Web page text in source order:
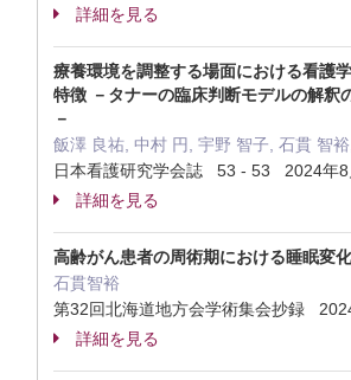
詳細を見る
療養環境を調整する場面における看護
特徴 －タナーの臨床判断モデルの解釈
－
飯澤 良祐, 中村 円, 宇野 智子, 石貫 智
日本看護研究学会誌 53 - 53 2024年8
詳細を見る
高齢がん患者の周術期における睡眠変
石貫智裕
第32回北海道地方会学術集会抄録
詳細を見る